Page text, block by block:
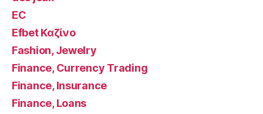
EC
Efbet Καζίνο
Fashion, Jewelry
Finance, Currency Trading
Finance, Insurance
Finance, Loans